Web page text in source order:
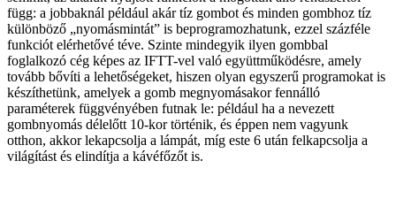
függ: a jobbaknál például akár tíz gombot és minden gombhoz tíz
különböző „nyomásmintát” is beprogramozhatunk, ezzel százféle
funkciót elérhetővé téve. Szinte mindegyik ilyen gombbal
foglalkozó cég képes az IFTT-vel való együttműködésre, amely
tovább bővíti a lehetőségeket, hiszen olyan egyszerű programokat is
készíthetünk, amelyek a gomb megnyomásakor fennálló
paraméterek függvényében futnak le: például ha a nevezett
gombnyomás délelőtt 10-kor történik, és éppen nem vagyunk
otthon, akkor lekapcsolja a lámpát, míg este 6 után felkapcsolja a
világítást és elindítja a kávéfőzőt is.